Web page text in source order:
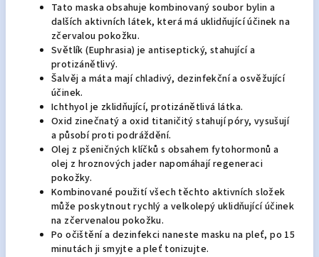
Tato maska obsahuje kombinovaný soubor bylin a
dalších aktivních látek, která má uklidňující účinek na
zčervalou pokožku.
Světlík (Euphrasia) je antiseptický, stahující a
protizánětlivý.
Šalvěj a máta mají chladivý, dezinfekční a osvěžující
účinek.
Ichthyol je zklidňující, protizánětlivá látka.
Oxid zinečnatý a oxid titaničitý stahují póry, vysušují
a působí proti podráždění.
Olej z pšeničných klíčků s obsahem fytohormonů a
olej z hroznových jader napomáhají regeneraci
pokožky.
Kombinované použití všech těchto aktivních složek
může poskytnout rychlý a velkolepý uklidňující účinek
na zčervenalou pokožku.
Po očištění a dezinfekci naneste masku na pleť, po 15
minutách ji smyjte a pleť tonizujte.